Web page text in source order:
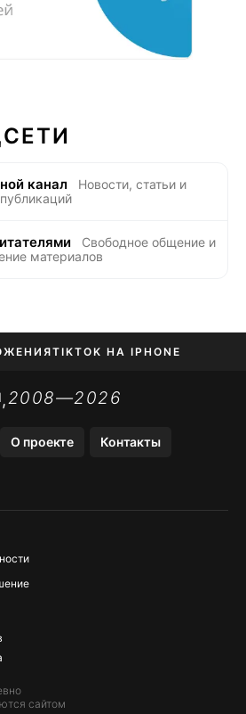
канал
Новости, статьи и
Свободное общение и
материалов
TIKTOK НА IPHONE
STORE
,2008—2026
О проекте Контакты
сайтом